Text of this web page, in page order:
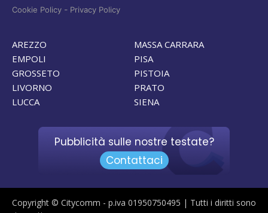
Cookie Policy - Privacy Policy
AREZZO
EMPOLI
GROSSETO
LIVORNO
LUCCA
MASSA CARRARA
PISA
PISTOIA
PRATO
SIENA
Pubblicità sulle nostre testate?
Contattaci
Copyright © Citycomm - p.iva 01950750495 | Tutti i diritti sono